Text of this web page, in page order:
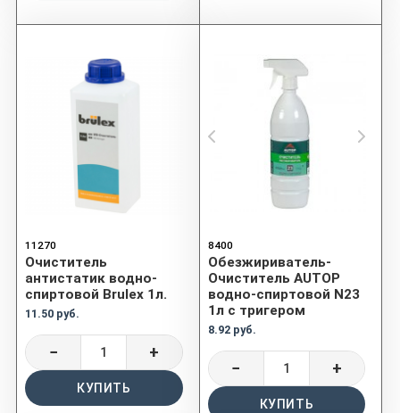
11270
Очиститель
антистатик водно-
спиртовой Brulex 1л.
11.50 руб.
− +
КУПИТЬ
8400
Обезжириватель-
Очиститель AUTOP
водно-спиртовой N23
1л с тригером
8.92 руб.
− +
КУПИТЬ